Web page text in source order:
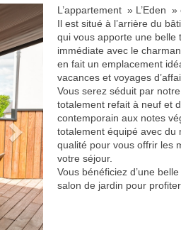
Next
L’appartement » L’Eden
Il est situé à l’arrière du
qui vous apporte une belle
immédiate avec le
en fait un emplacement
vacances et voyages
Vous serez séduit par
totalement refait à neuf et
contemporain aux notes
totalement équipé avec du
qualité pour vous offrir les
votre séjour.
Vous bénéficiez d’une
salon de jardin pour profiter